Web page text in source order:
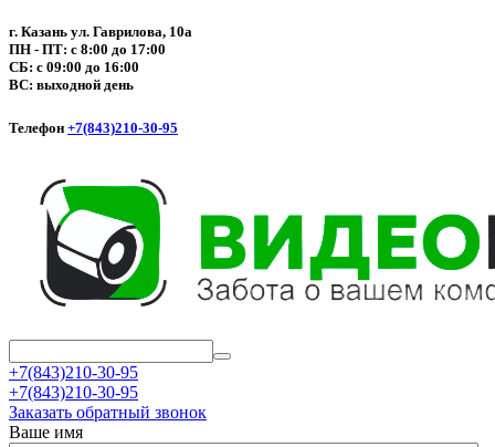
г. Казань ул. Гаврилова, 10а
ПН - ПТ: с 8:00 до 17:00
СБ: с 09:00 до 16:00
ВС: выходной день
Телефон +7(843)210-30-95
+7(843)210-30-95
+7(843)210-30-95
Заказать обратный звонок
Ваше имя